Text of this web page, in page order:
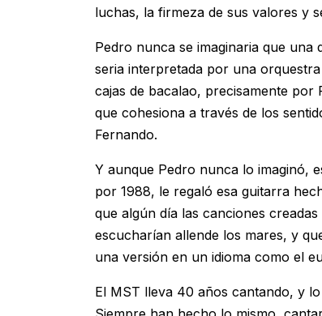
luchas, la firmeza de sus valores y
Pedro nunca se imaginaria que una
seria interpretada por una
cajas de bacalao, precisamente por
que cohesiona a través de los
Fernando.
Y aunque Pedro nunca lo imaginó,
por 1988, le regaló esa guitarra
que algún día las canciones
escucharían allende los mares, y
una versión en un idioma como el
El MST lleva 40 años cantando, y